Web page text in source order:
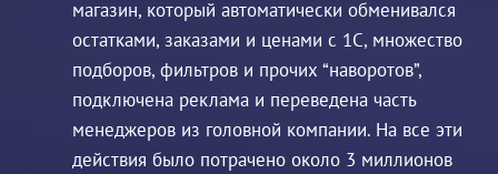
магазин, который автоматически обменивался
остатками, заказами и ценами с 1С, множество
подборов, фильтров и прочих “наворотов”,
подключена реклама и переведена часть
менеджеров из головной компании. На все эти
действия было потрачено около 3 миллионов